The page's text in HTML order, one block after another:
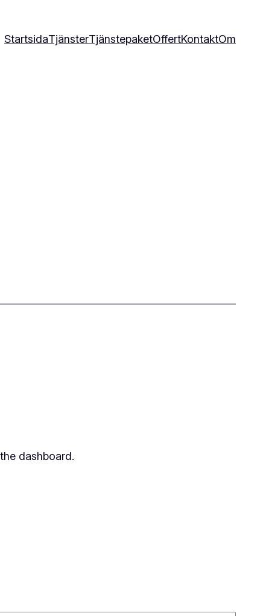
StartsidaTjänsterTjänstepaketOffertKontaktOm
dashboard.